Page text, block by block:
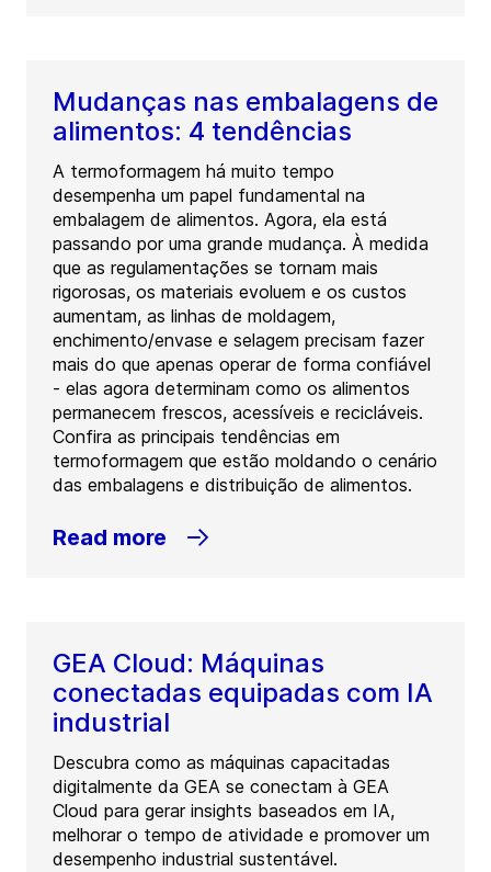
Mudanças nas embalagens de
alimentos: 4 tendências
A termoformagem há muito tempo
desempenha um papel fundamental na
embalagem de alimentos. Agora, ela está
passando por uma grande mudança. À medida
que as regulamentações se tornam mais
rigorosas, os materiais evoluem e os custos
aumentam, as linhas de moldagem,
enchimento/envase e selagem precisam fazer
mais do que apenas operar de forma confiável
- elas agora determinam como os alimentos
permanecem frescos, acessíveis e recicláveis.
Confira as principais tendências em
termoformagem que estão moldando o cenário
das embalagens e distribuição de alimentos.
Read more
GEA Cloud: Máquinas
conectadas equipadas com IA
industrial
Descubra como as máquinas capacitadas
digitalmente da GEA se conectam à GEA
Cloud para gerar insights baseados em IA,
melhorar o tempo de atividade e promover um
desempenho industrial sustentável.